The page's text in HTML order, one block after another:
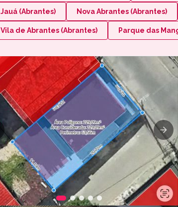
Jauá (Abrantes) Nova Abrantes (Abrantes)
Vila de Abrantes (Abrantes) Parque das